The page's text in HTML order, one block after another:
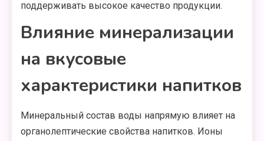
поддерживать высокое качество продукции.
Влияние минерализации
на вкусовые
характеристики напитков
Минеральный состав воды напрямую влияет на
органолептические свойства напитков. Ионы